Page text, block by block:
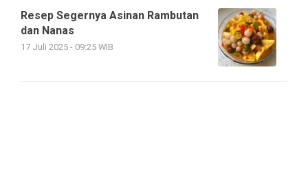
Resep Segernya Asinan Rambutan
dan Nanas
17 Juli 2025 - 09:25 WIB